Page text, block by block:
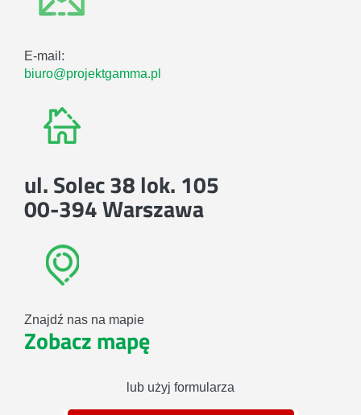
E-mail:
biuro@projektgamma.pl
ul. Solec 38 lok. 105
00-394 Warszawa
Znajdź nas na mapie
Zobacz mapę
lub użyj formularza